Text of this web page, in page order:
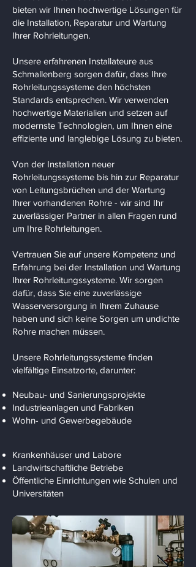
bieten wir Ihnen hochwertige Lösungen für
die Installation, Reparatur und Wartung
Ihrer Rohrleitungen.
Unsere erfahrenen Installateure aus
Schmallenberg sorgen dafür, dass Ihre
Rohrleitungssysteme den höchsten
Standards entsprechen. Wir verwenden
hochwertige Materialien und setzen auf
modernste Technologien, um Ihnen eine
effiziente und langlebige Lösung zu bieten.
Von der Installation neuer
Rohrleitungssysteme bis hin zur Reparatur
von Leitungsbrüchen und der Wartung
Ihrer vorhandenen Rohre - wir sind Ihr
zuverlässiger Partner in allen Fragen rund
um Ihre Rohrleitungen.
Vertrauen Sie auf unsere Kompetenz und
Erfahrung bei der Installation und Wartung
Ihrer Rohrleitungssysteme. Wir sorgen
dafür, dass Sie eine zuverlässige
Wasserversorgung in Ihrem Zuhause
haben und sich keine Sorgen um undichte
Rohre machen müssen.
Unsere Rohrleitungssysteme finden
vielfältige Einsatzorte, darunter:
Neubau- und Sanierungsprojekte
Industrieanlagen und Fabriken
Wohn- und Gewerbegebäude
Krankenhäuser und Labore
Landwirtschaftliche Betriebe
Öffentliche Einrichtungen wie Schulen und
Universitäten